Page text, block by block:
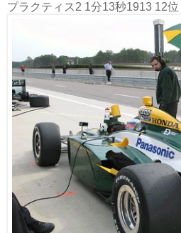
プラクティス2 1分13秒1913 12位